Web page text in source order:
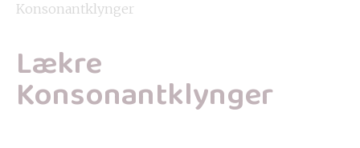
Konsonantklynger
Lækre
Konsonantklynger